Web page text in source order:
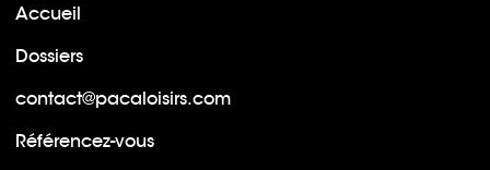
Accueil
Dossiers
contact@pacaloisirs.com
Référencez-vous